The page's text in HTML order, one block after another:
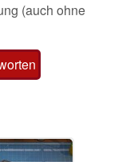
(auch ohne